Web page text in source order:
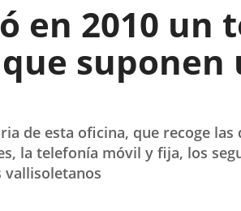
en 2010 un
suponen
de esta oficina, que recoge
la telefonía móvil y fija, los
vallisoletanos